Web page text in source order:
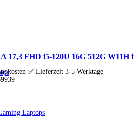
Laptops
Professional PCs
17,3 FHD i5-120U 16G 512G
✅ Lieferzeit 3-5 Werktage